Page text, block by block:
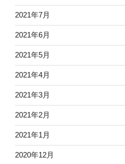
2021年7月
2021年6月
2021年5月
2021年4月
2021年3月
2021年2月
2021年1月
2020年12月